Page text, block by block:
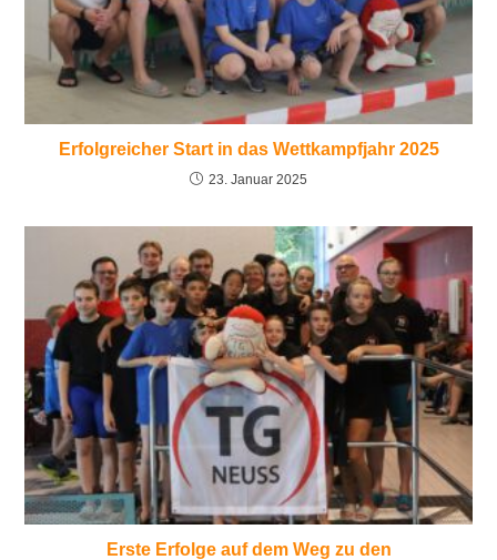
Erfolgreicher Start in das Wettkampfjahr 2025
23. Januar 2025
Erste Erfolge auf dem Weg zu den